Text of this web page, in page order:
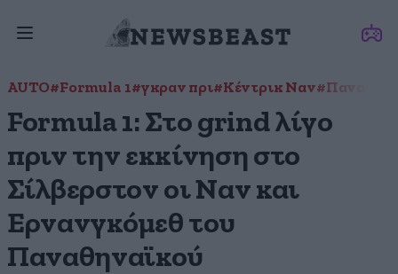
AUTO#Formula 1#γκραν πρι#Κέντρικ Ναν
Formula 1: Στο grind λίγο
πριν την εκκίνηση στο
Σίλβερστον οι Ναν και
Ερνανγκόμεθ του
Παναθηναϊκού